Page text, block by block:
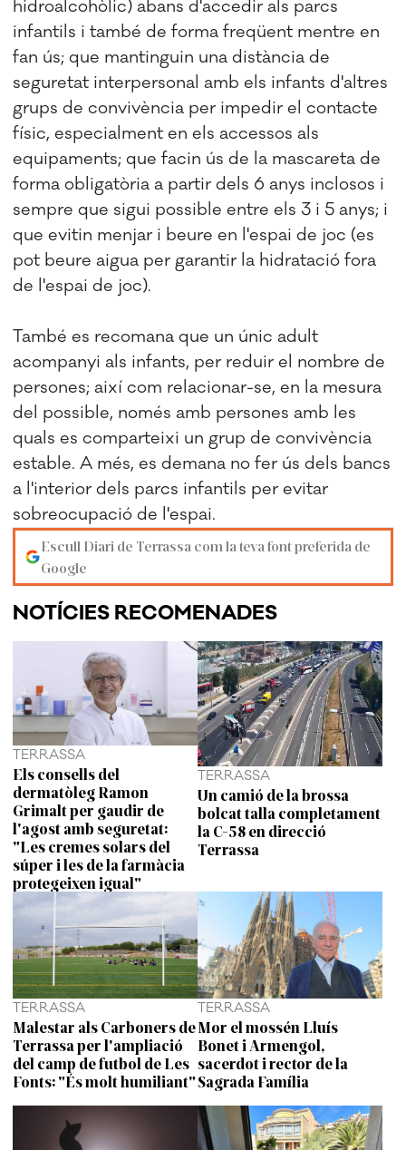
hidroalcohòlic) abans d'accedir als parcs
infantils i també de forma freqüent mentre en
fan ús; que mantinguin una distància de
seguretat interpersonal amb els infants d'altres
grups de convivència per impedir el contacte
físic, especialment en els accessos als
equipaments; que facin ús de la mascareta de
forma obligatòria a partir dels 6 anys inclosos i
sempre que sigui possible entre els 3 i 5 anys; i
que evitin menjar i beure en l'espai de joc (es
pot beure aigua per garantir la hidratació fora
de l'espai de joc).
També es recomana que un únic adult
acompanyi als infants, per reduir el nombre de
persones; així com relacionar-se, en la mesura
del possible, només amb persones amb les
quals es comparteixi un grup de convivència
estable. A més, es demana no fer ús dels bancs
a l'interior dels parcs infantils per evitar
sobreocupació de l'espai.
Escull Diari de Terrassa com la teva font preferida de
Google
NOTÍCIES RECOMENADES
TERRASSA
Els consells del
dermatòleg Ramon
Grimalt per gaudir de
l'agost amb seguretat:
"Les cremes solars del
súper i les de la farmàcia
protegeixen igual"
TERRASSA
Un camió de la brossa
bolcat talla completament
la C-58 en direcció
Terrassa
TERRASSA
Malestar als Carboners de
Terrassa per l'ampliació
del camp de futbol de Les
Fonts: "És molt humiliant"
TERRASSA
Mor el mossén Lluís
Bonet i Armengol,
sacerdot i rector de la
Sagrada Família